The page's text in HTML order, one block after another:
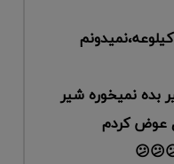
الان ۶ ماه و ۷ روزشه وزنش ۷ کیلوعه،نمیدونم
بده نمیخوره شیر
عوض کردم